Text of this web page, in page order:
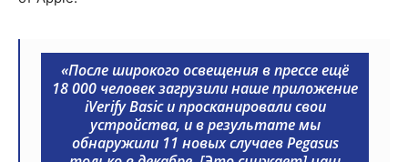
«После широкого освещения в прессе ещё
18 000 человек загрузили наше приложение
iVerify Basic и просканировали свои
устройства, и в результате мы
обнаружили 11 новых случаев Pegasus